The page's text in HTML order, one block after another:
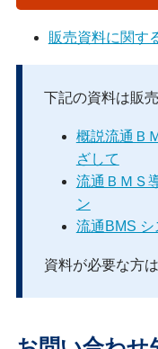
販売資料に関す
下記の資料は販
概説流通Ｂ
ざして
流通ＢＭＳ
ン
流通BMS
資料が必要な方